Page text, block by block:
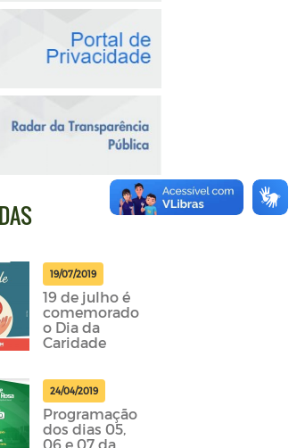
19/07/2019
19 de julho é
comemorado
o Dia da
Caridade
24/04/2019
Programação
dos dias 05,
06 e 07 da